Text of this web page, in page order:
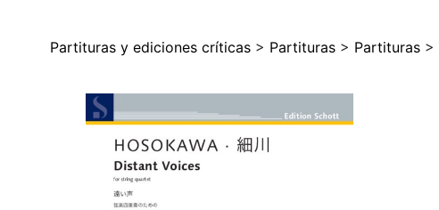
Partituras y ediciones críticas > Partituras > Partituras >